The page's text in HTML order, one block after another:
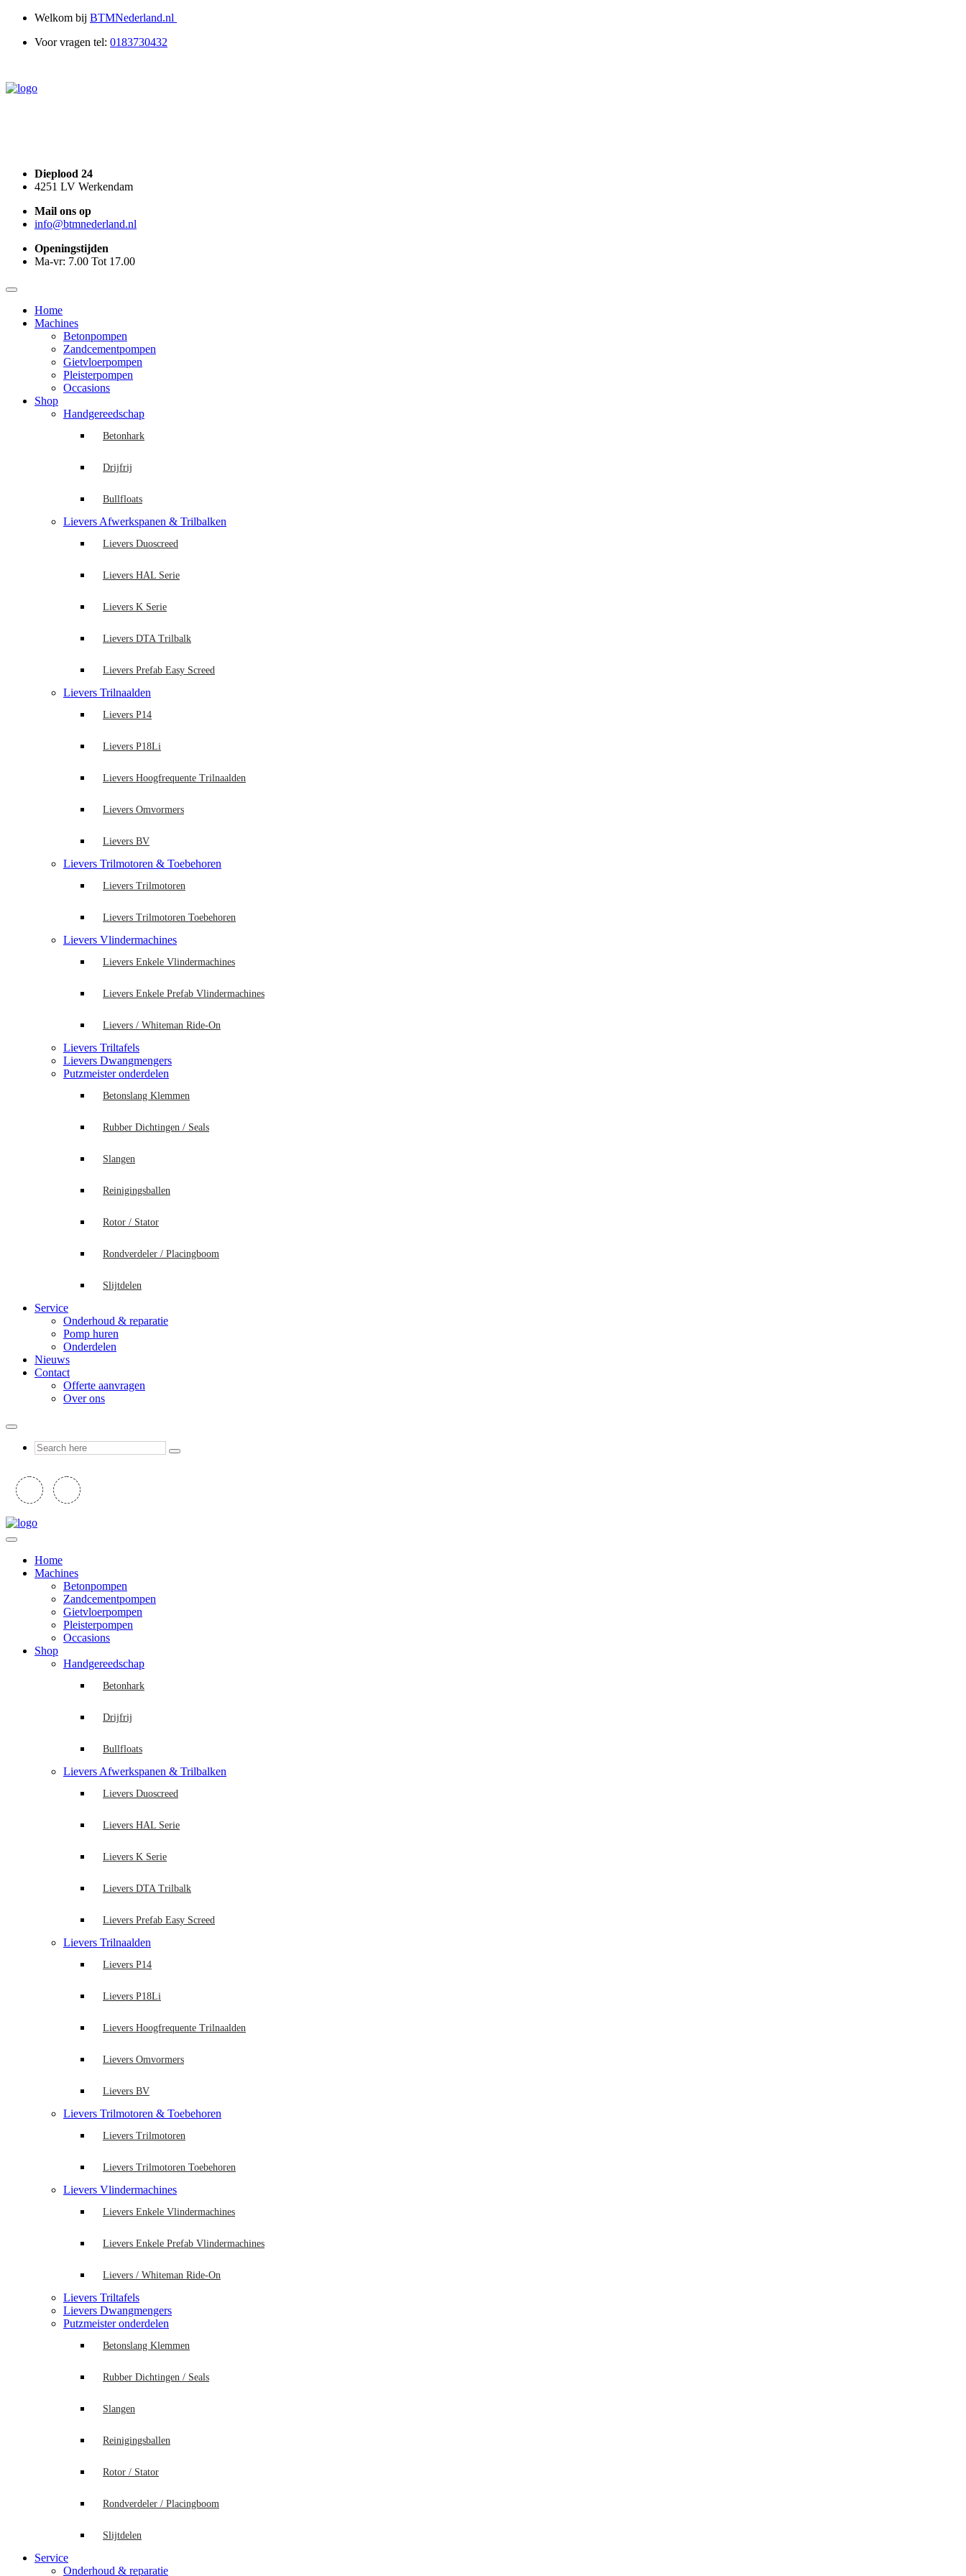
Welkom bij BTMNederland.nl
Voor vragen tel: 0183730432
Dieplood 24
4251 LV Werkendam
Mail ons op
info@btmnederland.nl
Openingstijden
Ma-vr: 7.00 Tot 17.00
Home
Machines
Betonpompen
Zandcementpompen
Gietvloerpompen
Pleisterpompen
Occasions
Shop
Handgereedschap
Betonhark
Drijfrij
Bullfloats
Lievers Afwerkspanen & Trilbalken
Lievers Duoscreed
Lievers HAL Serie
Lievers K Serie
Lievers DTA Trilbalk
Lievers Prefab Easy Screed
Lievers Trilnaalden
Lievers P14
Lievers P18Li
Lievers Hoogfrequente Trilnaalden
Lievers Omvormers
Lievers BV
Lievers Trilmotoren & Toebehoren
Lievers Trilmotoren
Lievers Trilmotoren Toebehoren
Lievers Vlindermachines
Lievers Enkele Vlindermachines
Lievers Enkele Prefab Vlindermachines
Lievers / Whiteman Ride-On
Lievers Triltafels
Lievers Dwangmengers
Putzmeister onderdelen
Betonslang Klemmen
Rubber Dichtingen / Seals
Slangen
Reinigingsballen
Rotor / Stator
Rondverdeler / Placingboom
Slijtdelen
Service
Onderhoud & reparatie
Pomp huren
Onderdelen
Nieuws
Contact
Offerte aanvragen
Over ons
Home
Machines
Betonpompen
Zandcementpompen
Gietvloerpompen
Pleisterpompen
Occasions
Shop
Handgereedschap
Betonhark
Drijfrij
Bullfloats
Lievers Afwerkspanen & Trilbalken
Lievers Duoscreed
Lievers HAL Serie
Lievers K Serie
Lievers DTA Trilbalk
Lievers Prefab Easy Screed
Lievers Trilnaalden
Lievers P14
Lievers P18Li
Lievers Hoogfrequente Trilnaalden
Lievers Omvormers
Lievers BV
Lievers Trilmotoren & Toebehoren
Lievers Trilmotoren
Lievers Trilmotoren Toebehoren
Lievers Vlindermachines
Lievers Enkele Vlindermachines
Lievers Enkele Prefab Vlindermachines
Lievers / Whiteman Ride-On
Lievers Triltafels
Lievers Dwangmengers
Putzmeister onderdelen
Betonslang Klemmen
Rubber Dichtingen / Seals
Slangen
Reinigingsballen
Rotor / Stator
Rondverdeler / Placingboom
Slijtdelen
Service
Onderhoud & reparatie